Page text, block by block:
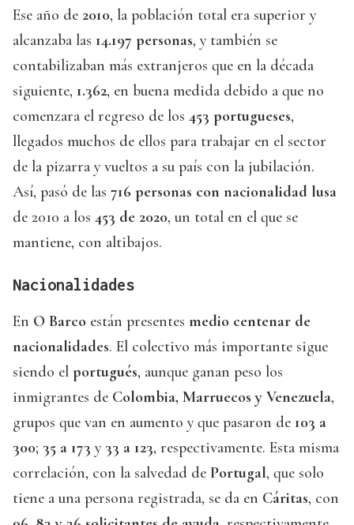
Ese año de 2010, la población total era superior y
alcanzaba las 14.197 personas, y también se
contabilizaban más extranjeros que en la década
siguiente, 1.362, en buena medida debido a que no
comenzara el regreso de los 453 portugueses,
llegados muchos de ellos para trabajar en el sector
de la pizarra y vueltos a su país con la jubilación.
Así, pasó de las 716 personas con nacionalidad lusa
de 2010 a los 453 de 2020, un total en el que se
mantiene, con altibajos.
Nacionalidades
En O Barco están presentes medio centenar de
nacionalidades. El colectivo más importante sigue
siendo el portugués, aunque ganan peso los
inmigrantes de Colombia, Marruecos y Venezuela,
grupos que van en aumento y que pasaron de 103 a
300; 35 a 173 y 33 a 123, respectivamente. Esta misma
correlación, con la salvedad de Portugal, que solo
tiene a una persona registrada, se da en Cáritas, con